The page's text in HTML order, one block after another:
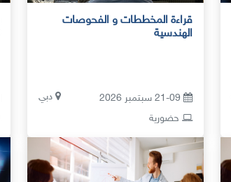
قراءة المخططات و الفحوصات
الهندسية
دبي
حضورية